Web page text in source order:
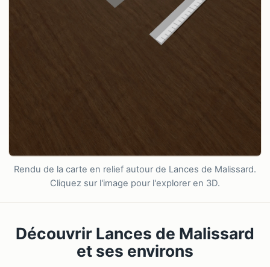
Rendu de la carte en relief autour de Lances de Malissard.
Cliquez sur l'image pour l'explorer en 3D.
Découvrir Lances de Malissard
et ses environs